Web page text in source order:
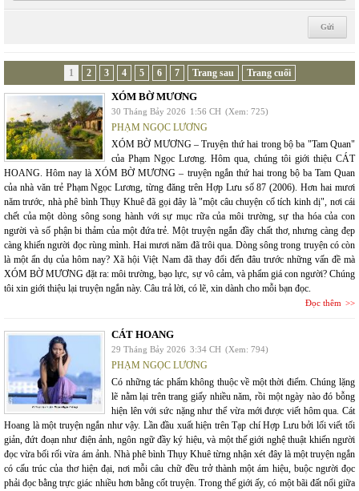
1 2 3 4 5 6 7 Trang sau Trang cuối
XÓM BỜ MƯƠNG
30 Tháng Bảy 2026 1:56 CH (Xem: 725)
PHẠM NGỌC LƯƠNG
XÓM BỜ MƯƠNG – Truyện thứ hai trong bộ ba "Tam Quan"
của Phạm Ngọc Lương. Hôm qua, chúng tôi giới thiệu CÁT
HOANG. Hôm nay là XÓM BỜ MƯƠNG – truyện ngắn thứ hai trong bộ ba Tam Quan
của nhà văn trẻ Phạm Ngọc Lương, từng đăng trên Hợp Lưu số 87 (2006). Hơn hai mươi
năm trước, nhà phê bình Thụy Khuê đã gọi đây là "một câu chuyện cổ tích kinh dị", nơi cái
chết của một dòng sông song hành với sự mục rữa của môi trường, sự tha hóa của con
người và số phận bi thảm của một đứa trẻ. Một truyện ngắn đầy chất thơ, nhưng càng đẹp
càng khiến người đọc rùng mình. Hai mươi năm đã trôi qua. Dòng sông trong truyện có còn
là một ẩn dụ của hôm nay? Xã hội Việt Nam đã thay đổi đến đâu trước những vấn đề mà
XÓM BỜ MƯƠNG đặt ra: môi trường, bạo lực, sự vô cảm, và phẩm giá con người? Chúng
tôi xin giới thiệu lại truyện ngắn này. Câu trả lời, có lẽ, xin dành cho mỗi bạn đọc.
Đọc thêm
CÁT HOANG
29 Tháng Bảy 2026 3:34 CH (Xem: 794)
PHẠM NGỌC LƯƠNG
Có những tác phẩm không thuộc về một thời điểm. Chúng lặng
lẽ nằm lại trên trang giấy nhiều năm, rồi một ngày nào đó bỗng
hiện lên với sức nặng như thể vừa mới được viết hôm qua. Cát
Hoang là một truyện ngắn như vậy. Lần đầu xuất hiện trên Tạp chí Hợp Lưu bởi lối viết tối
giản, đứt đoạn như điện ảnh, ngôn ngữ đầy ký hiệu, và một thế giới nghệ thuật khiến người
đọc vừa bối rối vừa ám ảnh. Nhà phê bình Thụy Khuê từng nhận xét đây là một truyện ngắn
có cấu trúc của thơ hiện đại, nơi mỗi câu chữ đều trở thành một ám hiệu, buộc người đọc
phải đọc bằng trực giác nhiều hơn bằng cốt truyện. Trong thế giới ấy, có một bãi đất nổi giữa